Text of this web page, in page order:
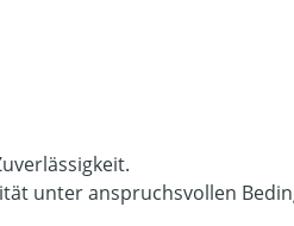
unter anspruchsvollen